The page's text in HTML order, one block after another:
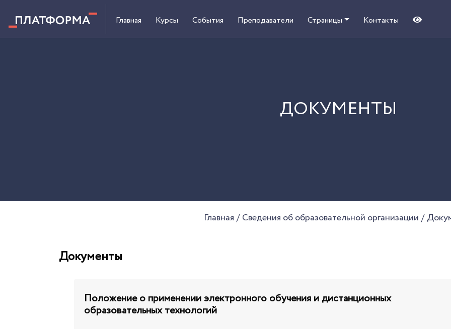
Главная Курсы События Преподаватели Страницы Контакты
ДОКУМЕНТЫ
Главная Сведения об образовательной организации
Документы
Положение о применении электронного обучения и дистанционных
образовательных технологий